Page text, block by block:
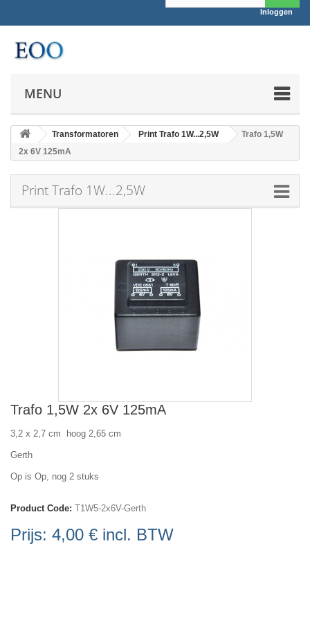
Inloggen
MENU
Transformatoren Print Trafo 1W...2,5W
Trafo 1,5W
2x 6V 125mA
Print Trafo 1W...2,5W
Trafo 1,5W 2x 6V 125mA
3,2 x 2,7 cm hoog 2,65 cm
Gerth
Op is Op, nog 2 stuks
Product Code: T1W5-2x6V-Gerth
Prijs: 4,00 € incl. BTW